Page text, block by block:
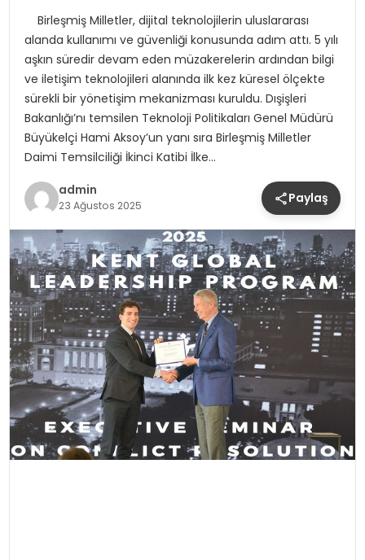
Birleşmiş Milletler, dijital teknolojilerin uluslararası
alanda kullanımı ve güvenliği konusunda adım attı. 5 yılı
aşkın süredir devam eden müzakerelerin ardından bilgi
ve iletişim teknolojileri alanında ilk kez küresel ölçekte
sürekli bir yönetişim mekanizması kuruldu. Dışişleri
Bakanlığı’nı temsilen Teknoloji Politikaları Genel Müdürü
Büyükelçi Hami Aksoy’un yanı sıra Birleşmiş Milletler
Daimi Temsilciliği İkinci Katibi İlke…
admin
23 Ağustos 2025 Paylaş